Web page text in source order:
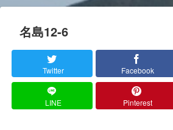
名島12-6
Twitter Facebook
LINE Pinterest